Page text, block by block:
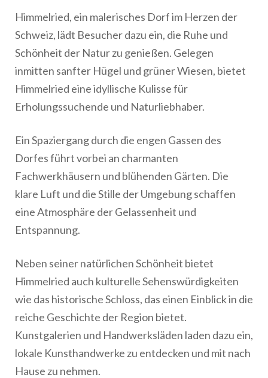
Himmelried, ein malerisches Dorf im Herzen der
Schweiz, lädt Besucher dazu ein, die Ruhe und
Schönheit der Natur zu genießen. Gelegen
inmitten sanfter Hügel und grüner Wiesen, bietet
Himmelried eine idyllische Kulisse für
Erholungssuchende und Naturliebhaber.
Ein Spaziergang durch die engen Gassen des
Dorfes führt vorbei an charmanten
Fachwerkhäusern und blühenden Gärten. Die
klare Luft und die Stille der Umgebung schaffen
eine Atmosphäre der Gelassenheit und
Entspannung.
Neben seiner natürlichen Schönheit bietet
Himmelried auch kulturelle Sehenswürdigkeiten
wie das historische Schloss, das einen Einblick in die
reiche Geschichte der Region bietet.
Kunstgalerien und Handwerksläden laden dazu ein,
lokale Kunsthandwerke zu entdecken und mit nach
Hause zu nehmen.